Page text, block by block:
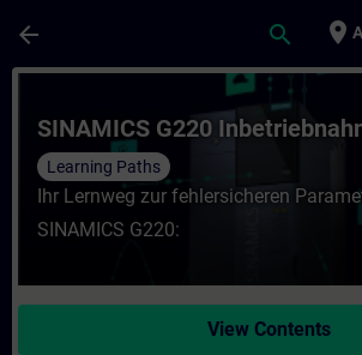
arrow_back search place
Course - SINAMICS G220
SINAMICS G220
Learning Paths
Ihr Lernweg zur fehlersicheren
SINAMICS G220:
View Contents